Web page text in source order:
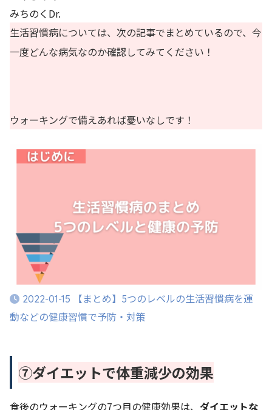
みちのくDr.
生活習慣病については、次の記事でまとめているので、今
一度どんな病気なのか確認してみてください！
ウォーキングで備えあれば憂いなしです！
2022-01-15
【まとめ】5つのレベルの生活習慣病を運
動などの健康習慣で予防・対策
⑦ダイエットで体重減少の効果
食後のウォーキングの7つ目の健康効果は、 ダイエットな